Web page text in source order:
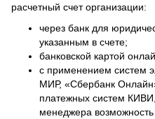
расчетный счет организации:
через банк для
указанным в счете;
банковской картой
с применением систем
МИР, «Сбербанк
платежных систем
менеджера возможность